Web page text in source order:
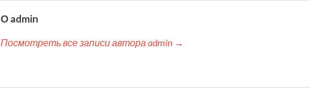
О admin
Посмотреть все записи автора admin →